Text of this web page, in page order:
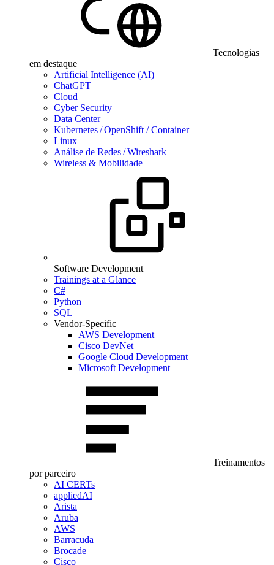
Tecnologias
em destaque
Artificial Intelligence (AI)
ChatGPT
Cloud
Cyber Security
Data Center
Kubernetes / OpenShift / Container
Linux
Análise de Redes / Wireshark
Wireless & Mobilidade
Software Development
Trainings at a Glance
C#
Python
SQL
Vendor-Specific
AWS Development
Cisco DevNet
Google Cloud Development
Microsoft Development
Treinamentos
por parceiro
AI CERTs
appliedAI
Arista
Aruba
AWS
Barracuda
Brocade
Cisco